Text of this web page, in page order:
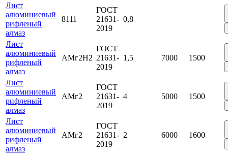
Лист
алюминиевый
рифленый
алмаз
8111
ГОСТ
21631-
2019
0,8
Лист
алюминиевый
рифленый
алмаз
АМг2Н2
ГОСТ
21631-
2019
1,5 7000 1500
Лист
алюминиевый
рифленый
алмаз
АМг2
ГОСТ
21631-
2019
4 5000 1500
Лист
алюминиевый
рифленый
алмаз
АМг2
ГОСТ
21631-
2019
2 6000 1600